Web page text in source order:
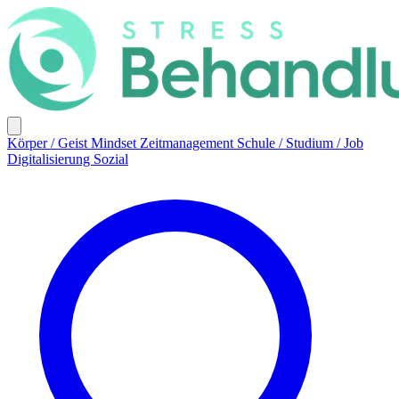
Körper / Geist Mindset Zeitmanagement Schule / Studium / Job
Digitalisierung Sozial